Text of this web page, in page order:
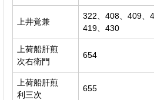
上井覚兼
322、408、409、
419、430
上荷船肝煎
次右衛門
654
上荷船肝煎
利三次
655